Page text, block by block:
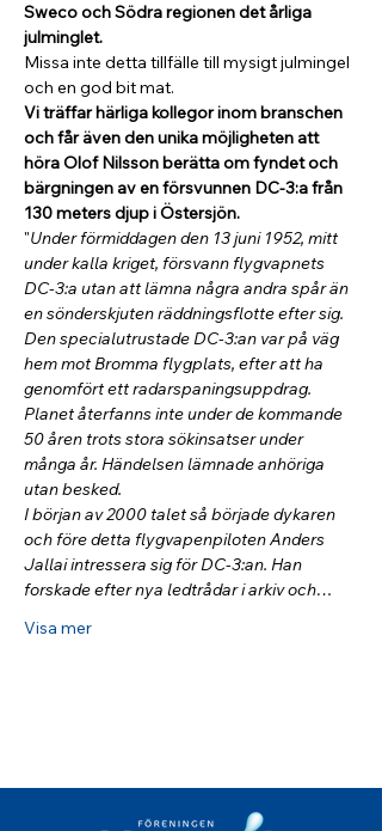
Sweco och Södra regionen det årliga
julminglet.
Missa inte detta tillfälle till mysigt julmingel
och en god bit mat.
Vi träffar härliga kollegor inom branschen
och får även den unika möjligheten att
höra Olof Nilsson berätta om fyndet och
bärgningen av en försvunnen DC-3:a från
130 meters djup i Östersjön.
"Under förmiddagen den 13 juni 1952, mitt
under kalla kriget, försvann flygvapnets
DC-3:a utan att lämna några andra spår än
en sönderskjuten räddningsflotte efter sig.
Den specialutrustade DC-3:an var på väg
hem mot Bromma flygplats, efter att ha
genomfört ett radarspaningsuppdrag.
Planet återfanns inte under de kommande
50 åren trots stora sökinsatser under
många år. Händelsen lämnade anhöriga
utan besked.
I början av 2000 talet så började dykaren
och före detta flygvapenpiloten Anders
Jallai intressera sig för DC-3:an. Han
forskade efter nya ledtrådar i arkiv och…
Visa mer